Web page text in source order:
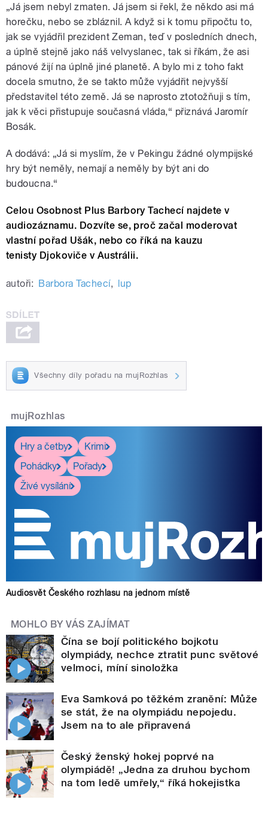
„Já jsem nebyl zmaten. Já jsem si řekl, že někdo asi má
horečku, nebo se zbláznil. A když si k tomu připočtu to,
jak se vyjádřil prezident Zeman, teď v posledních dnech,
a úplně stejně jako náš velvyslanec, tak si říkám, že asi
pánové žijí na úplně jiné planetě. A bylo mi z toho fakt
docela smutno, že se takto může vyjádřit nejvyšší
představitel této země. Já se naprosto ztotožňuji s tím,
jak k věci přistupuje současná vláda,“ přiznává Jaromír
Bosák.
A dodává: „Já si myslím, že v Pekingu žádné olympijské
hry být neměly, nemají a neměly by být ani do
budoucna.“
Celou Osobnost Plus Barbory Tachecí najdete v
audiozáznamu. Dozvíte se, proč začal moderovat
vlastní pořad Ušák, nebo co říká na kauzu
tenisty Djokoviče v Austrálii.
autoři: Barbora Tachecí, lup
Všechny díly pořadu na mujRozhlas
mujRozhlas
Hry a četby
Krimi
Pohádky
Pořady
Živé vysílání
Audiosvět Českého rozhlasu na jednom místě
MOHLO BY VÁS ZAJÍMAT
Čína se bojí politického bojkotu
olympiády, nechce ztratit punc světové
velmoci, míní sinoložka
Eva Samková po těžkém zranění: Může
se stát, že na olympiádu nepojedu.
Jsem na to ale připravená
Český ženský hokej poprvé na
olympiádě! „Jedna za druhou bychom
na tom ledě umřely,“ říká hokejistka